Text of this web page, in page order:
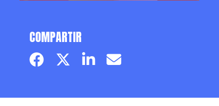
COMPARTIR
Facebook pageTwitter page
LinkedinEmail